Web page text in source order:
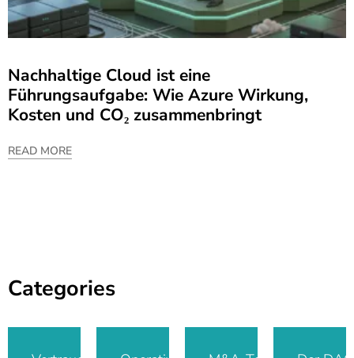
Nachhaltige Cloud ist eine
Führungsaufgabe: Wie Azure Wirkung,
Kosten und CO₂ zusammenbringt
READ MORE
Categories